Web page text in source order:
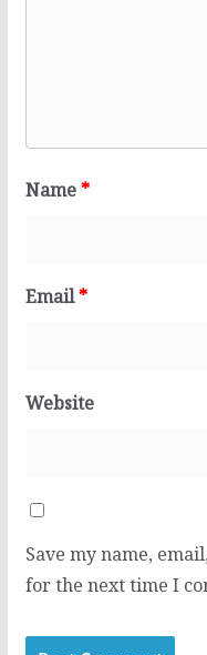
Name*
Email*
Website
Save my name,
for the next time I